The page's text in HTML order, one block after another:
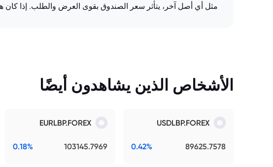
مثل أي أصل آخر، يتأثر سعر الصندوق بقوى العرض والطلب. إذا
الأشخاص الذين يشاهدون أيضًا
USDLBP.FOREX
89625.7578
0.42%
EURLBP.FOREX
103145.7969
0.18%